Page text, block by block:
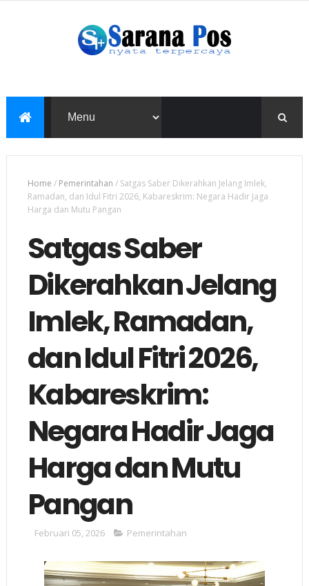
Home / Pemerintahan / Satgas Saber Dikerahkan Jelang Imlek,
Ramadan, dan Idul Fitri 2026, Kabareskrim: Negara Hadir Jaga
Harga dan Mutu Pangan
Satgas Saber
Dikerahkan Jelang
Imlek, Ramadan,
dan Idul Fitri 2026,
Kabareskrim:
Negara Hadir Jaga
Harga dan Mutu
Pangan
Februari 05, 2026 Pemerintahan